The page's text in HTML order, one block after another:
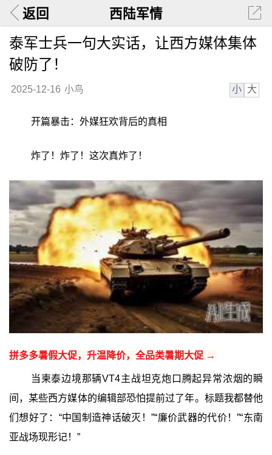
返回 西陆军情
泰军士兵一句大实话，让西方媒体集体
破防了！
2025-12-16 小鸟 小 大
开篇暴击：外媒狂欢背后的真相
炸了！炸了！这次真炸了！
拼多多暑假大促，升温降价，全品类暑期大促 →
当柬泰边境那辆VT4主战坦克炮口腾起异常浓烟的瞬
间，某些西方媒体的编辑部恐怕提前过了年。标题我都替他
们想好了：“中国制造神话破灭！”“廉价武器的代价！”“东南
亚战场现形记！”